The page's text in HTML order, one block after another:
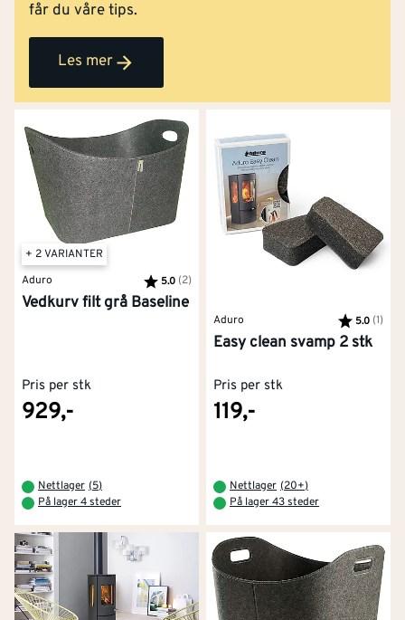
får du våre tips.
Les mer
+ 2 VARIANTER
Aduro
Karakter:
5.0 (2)
Vedkurv filt grå Baseline
Pris per stk
929,-
Nettlager (5)
På lager 4 steder
Aduro Karakter:
5.0 (1)
Easy clean svamp 2 stk
Pris per stk
119,-
Nettlager (20+)
På lager 43 steder